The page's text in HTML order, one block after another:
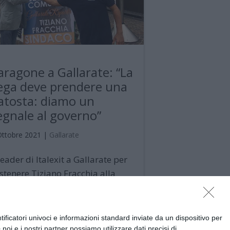
univoci e informazioni standard inviate da un dispositivo per
a Gallarate: “La
deve prendere una
diamo un
al governo”
2021 | Gallarate
di Italexit a Gallarate per
Tiziano Fracchia alla
Pass e critiche a Draghi